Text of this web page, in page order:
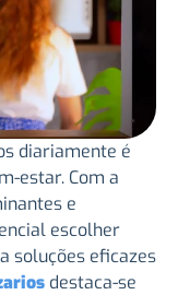
diariamente é
estar. Com a
e
escolher
soluções eficazes
destaca-se